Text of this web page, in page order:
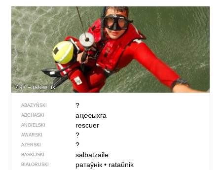
497 – ratownik
ABAZYŃSKI ?
ABCHASKI аԥсҿыхга
ANGIELSKI rescuer
AWARSKI ?
AZERSKI ?
BASKIJSKI salbatzaile
BIAŁORUSKI ратаўнік• rataŭnik